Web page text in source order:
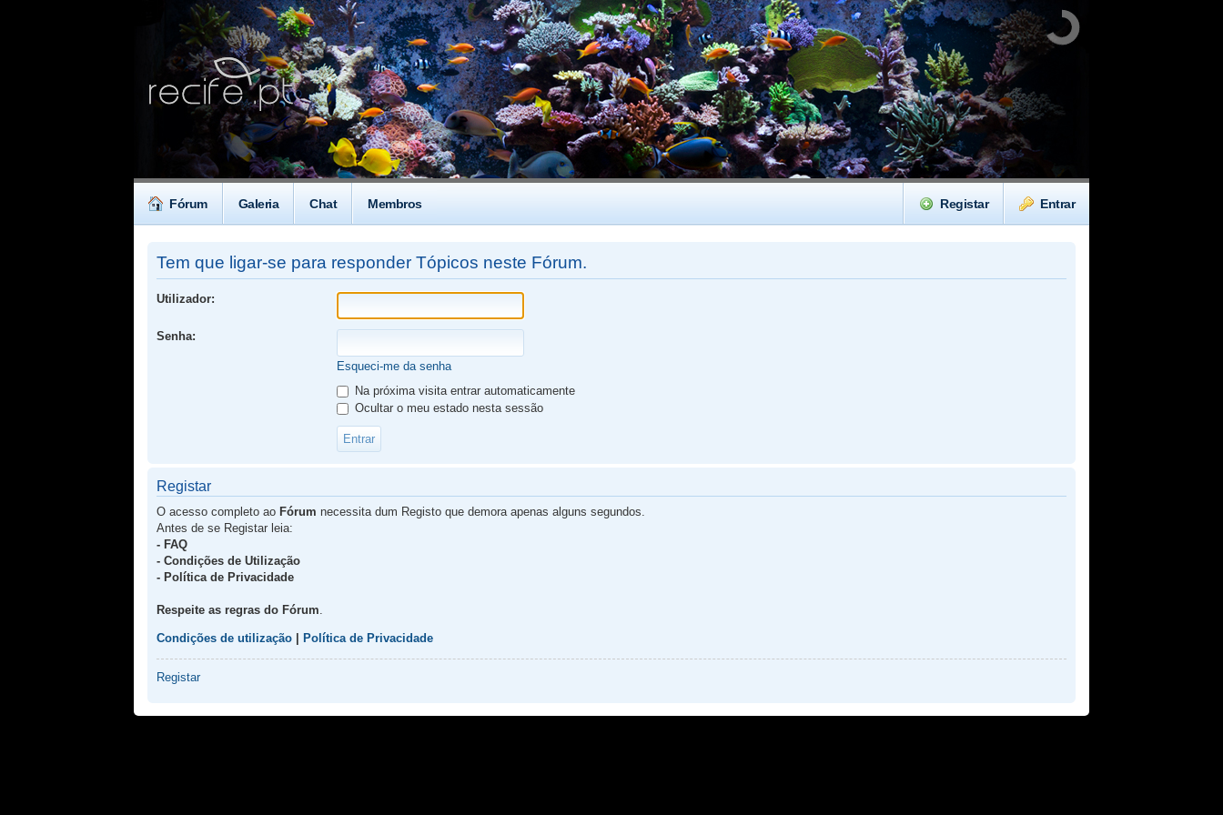
Fórum Galeria Chat Membros Entrar
Registar
Tem que ligar-se para responder Tópicos neste Fórum.
Utilizador:
Senha:
Esqueci-me da senha
Na próxima visita entrar automaticamente
Ocultar o meu estado nesta sessão
Registar
O acesso completo ao Fórum necessita dum Registo que demora apenas alguns segundos.
Antes de se Registar leia:
- FAQ
- Condições de Utilização
- Política de Privacidade
Respeite as regras do Fórum
Condições de utilização Política de Privacidade
Registar